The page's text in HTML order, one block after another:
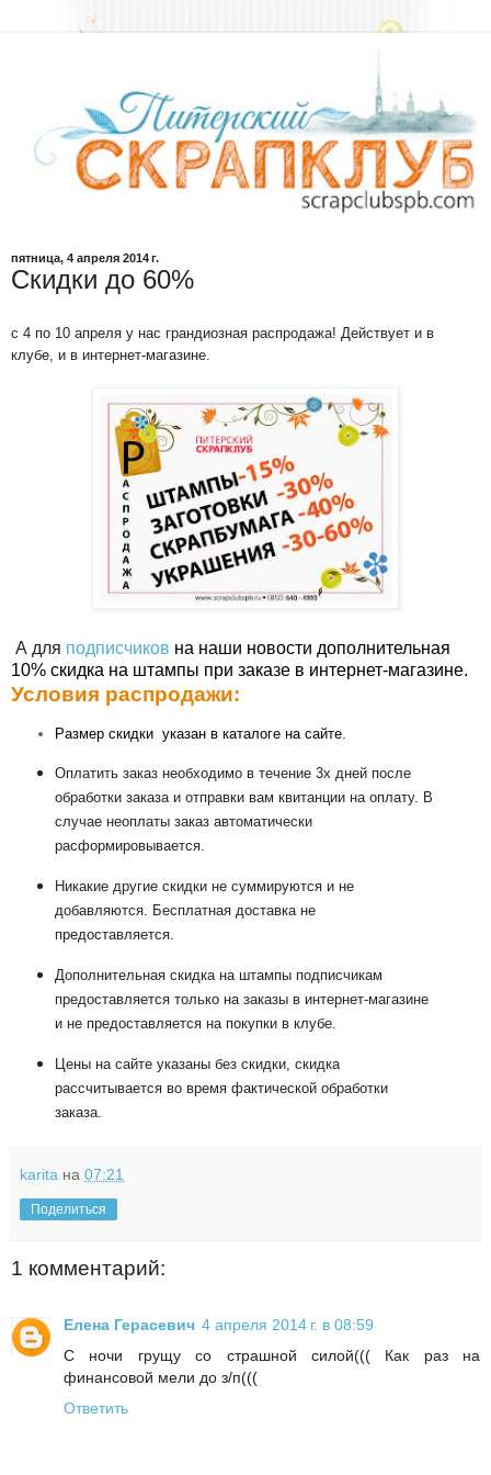
пятница, 4 апреля 2014 г.
Скидки до 60%
с 4 по 10 апреля у нас грандиозная распродажа! Действует и в
клубе, и в интернет-магазине.
А для подписчиков на наши новости дополнительная
10% скидка на штампы при заказе в интернет-магазине.
Условия распродажи:
Размер скидки указан в каталоге на сайте.
Оплатить заказ необходимо в течение 3х дней после
обработки заказа и отправки вам квитанции на оплату. В
случае неоплаты заказ автоматически
расформировывается.
Никакие другие скидки не суммируются и не
добавляются. Бесплатная доставка не
предоставляется.
Дополнительная скидка на штампы подписчикам
предоставляется только на заказы в интернет-магазине
и не предоставляется на покупки в клубе.
Цены на сайте указаны без скидки, скидка
рассчитывается во время фактической обработки
заказа.
karita на 07:21
Поделиться
1 комментарий:
Елена Герасевич 4 апреля 2014 г. в 08:59
С ночи грущу со страшной силой((( Как раз на
финансовой мели до з/п(((
Ответить